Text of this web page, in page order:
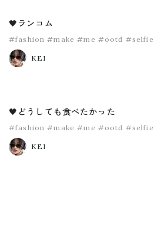
🖤ランコム
#fashion #make #me #ootd #selfie
KEI
🖤どうしても食べたかった
#fashion #make #me #ootd #selfie
KEI